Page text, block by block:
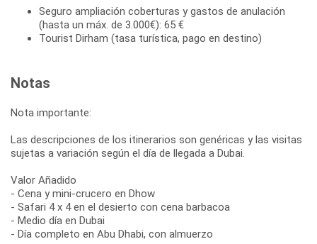
Seguro ampliación coberturas y gastos de anulación
(hasta un máx. de 3.000€): 65 €
Tourist Dirham (tasa turística, pago en destino)
Notas
Nota importante:
Las descripciones de los itinerarios son genéricas y las visitas
sujetas a variación según el día de llegada a Dubai.
Valor Añadido
- Cena y mini-crucero en Dhow
- Safari 4 x 4 en el desierto con cena barbacoa
- Medio día en Dubai
- Día completo en Abu Dhabi, con almuerzo